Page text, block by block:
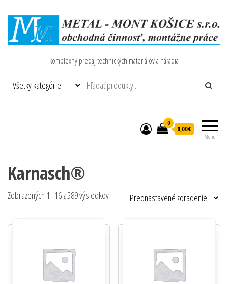
komplexný predaj technických materiálov a náradia
Menu
0
0,00€
Karnasch®
Zobrazených 1–16 z 589 výsledkov